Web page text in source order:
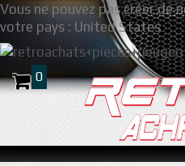
Vous ne pouvez pas créer de
votre pays : United States
0